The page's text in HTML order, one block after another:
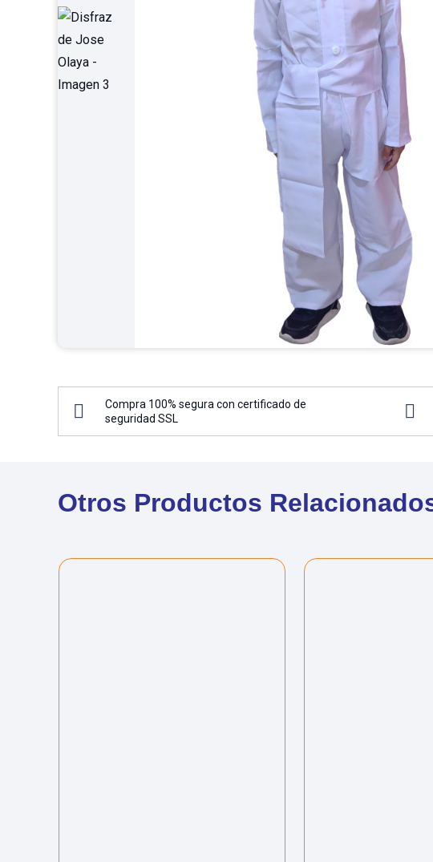
Compra 100% segura con certificado de
seguridad SSL
Otros Productos